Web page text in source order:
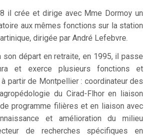
il crée et dirige avec Mme Dormoy un
aux mêmes fonctions sur la station
dirigée par André Lefebvre.
son départ en retraite, en 1995, il passe
et exerce plusieurs fonctions et
partir de Montpellier : coordinateur des
du Cirad-Flhor en liaison
programme filières et en liaison avec
et amélioration du milieu
de recherches spécifiques en